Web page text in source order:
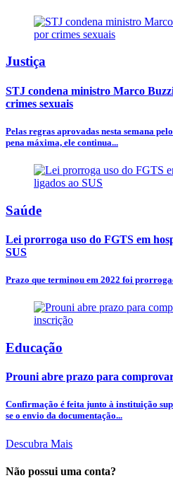
Justiça
STJ condena ministro Marco
crimes sexuais
Pelas regras aprovadas nesta semana
pena máxima, ele continua...
Saúde
Lei prorroga uso do FGTS em
SUS
Prazo que terminou em 2022 foi
Educação
Prouni abre prazo para
Confirmação é feita junto à instituição
se o envio da documentação...
Descubra Mais
Não possui uma conta?